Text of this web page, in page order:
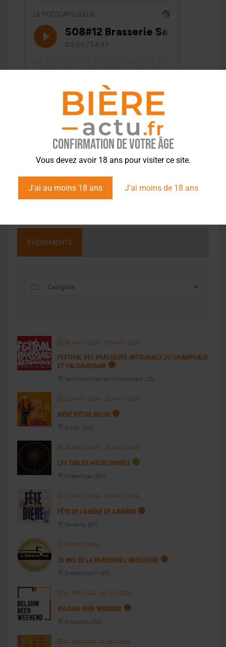
Confirmation de votre âge
Vous devez avoir 18 ans pour visiter ce site.
J'ai au moins 18 ans J'ai moins de 18 ans
ÉVÉNEMENTS
08 AOÛT 2026- 09 AOÛT 2026
FESTIVAL DES BRASSEURS ARTISANAUX DU CHAMPSAUR
ET VALGAUDEMAR
Saint-Bonnet-en-Champsaur (05)
22 AOÛT 2026- 23 AOÛT 2026
BIÈRE D’ÊTRE BELGE
Amay (BE)
26 AOÛT 2026- 30 AOÛT 2026
LES TABLES HOUBLONNÉES
Poperinge (BE)
27 AOÛT 2026- 30 AOÛT 2026
FÊTE DE LA BIÈRE DE SAVERNE
Saverne (67)
30 AOÛT 2026
20 ANS DE LA BRASSERIE L’ABREUVOIR
Breitenbach (67)
04 SEP 2026- 06 SEP 2026
BELGIAN BEER WEEKEND
Bruxelles (BE)
04 SEP 2026- 12 SEP 2026